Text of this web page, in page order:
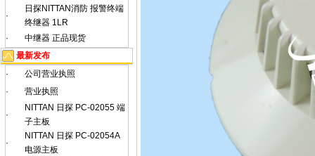
·
日探NITTAN消防 报警终端
终继器 1LR
·
中继器 正品现货
最新发布
·
公司营业执照
·
营业执照
·
NITTAN 日探 PC-02055 端
子主板
·
NITTAN 日探 PC-02054A
电源主板